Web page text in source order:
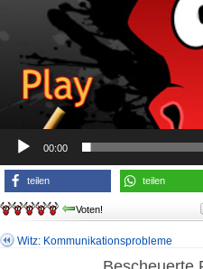
00:00
teilen teilen
Voten!
Witz: Kommunikationsprobleme